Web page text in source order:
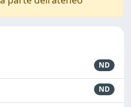
ND
ND